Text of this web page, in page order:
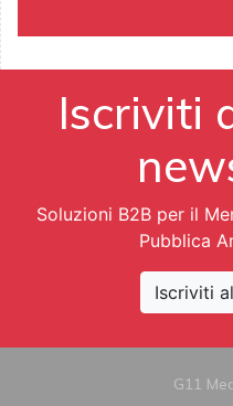
Iscriviti
Soluzioni B2B per il
Pubblica
Iscriviti
G11